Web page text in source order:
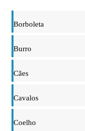
Borboleta
Burro
Cães
Cavalos
Coelho